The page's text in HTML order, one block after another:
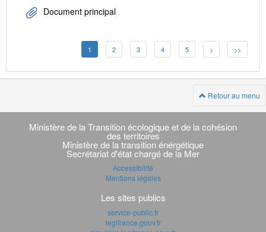
Document principal
1 2 3 4 5 > >>
Retour au menu
Navigation
transverse
Ministère de la Transition écologique et de la cohésion
des territoires
Ministère de la transition énérgétique
Secrétariat d'état chargé de la Mer
Accessibilité
Mentions légales
Les sites publics
service-public.fr
legifrance.gouv.fr